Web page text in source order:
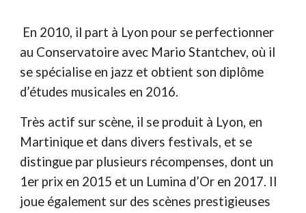
En 2010, il part à Lyon pour se perfectionner
au Conservatoire avec Mario Stantchev, où il
se spécialise en jazz et obtient son diplôme
d’études musicales en 2016.
Très actif sur scène, il se produit à Lyon, en
Martinique et dans divers festivals, et se
distingue par plusieurs récompenses, dont un
1er prix en 2015 et un Lumina d’Or en 2017. Il
joue également sur des scènes prestigieuses